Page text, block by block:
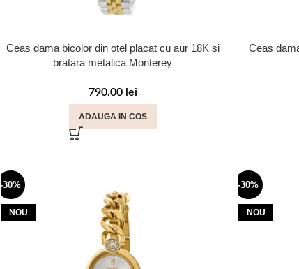
Ceas dama bicolor din otel placat cu aur 18K si
bratara metalica Monterey
790.00 lei
ADAUGA IN COS
Ceas
-30%
NOU
-30%
NOU